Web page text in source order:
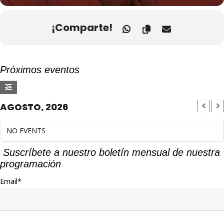
¡Comparte!
Próximos eventos
AGOSTO, 2026
NO EVENTS
Suscríbete a nuestro boletín mensual de nuestra
programación
Email*